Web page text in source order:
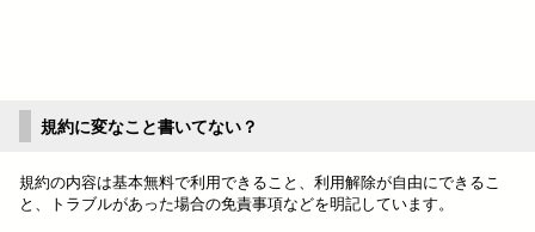
規約に変なこと書いてない？
規約の内容は基本無料で利用できること、利用解除が自由にできるこ
と、トラブルがあった場合の免責事項などを明記しています。